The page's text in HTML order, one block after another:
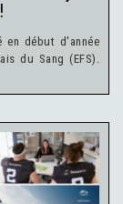
en début d'année
du Sang (EFS).